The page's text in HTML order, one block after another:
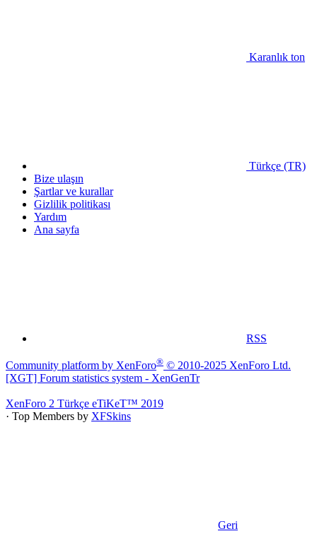
Karanlık ton
Türkçe (TR)
Bize ulaşın
Şartlar ve kurallar
Gizlilik politikası
Yardım
Ana sayfa
RSS
Community platform by XenForo® © 2010-2025 XenForo Ltd.
[XGT] Forum statistics system - XenGenTr
XenForo 2 Türkçe eTiKeT™ 2019
· Top Members by XFSkins
Geri